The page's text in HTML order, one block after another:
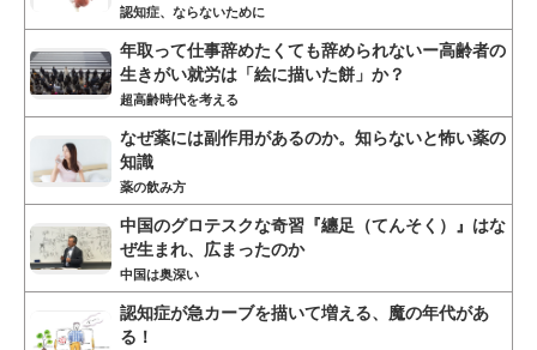
認知症、ならないために
年取って仕事辞めたくても辞められないー高齢者の
生きがい就労は「絵に描いた餅」か？
超高齢時代を考える
なぜ薬には副作用があるのか。知らないと怖い薬の
知識
薬の飲み方
中国のグロテスクな奇習『纏足（てんそく）』はな
ぜ生まれ、広まったのか
中国は奥深い
認知症が急カーブを描いて増える、魔の年代があ
る！